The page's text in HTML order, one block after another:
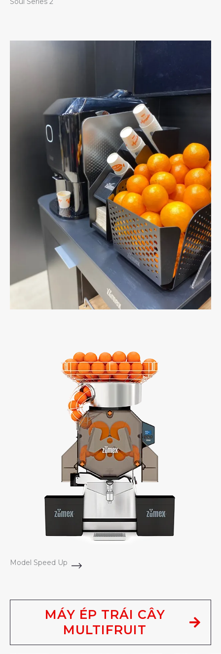
Model Speed Up
MÁY ÉP TRÁI CÂY
MULTIFRUIT